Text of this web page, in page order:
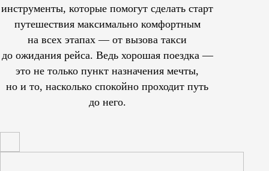
инструменты, которые помогут сделать старт
путешествия максимально комфортным
на всех этапах — от вызова такси
до ожидания рейса. Ведь хорошая поездка —
это не только пункт назначения мечты,
но и то, насколько спокойно проходит путь
до него.